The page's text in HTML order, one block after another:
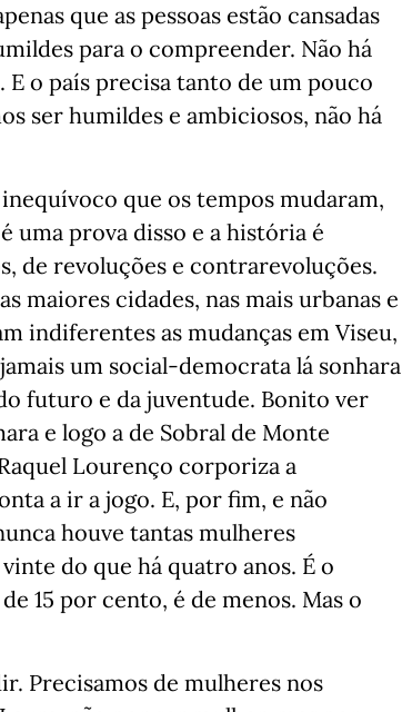
que as pessoas estão cansadas
para o compreender. Não há
o país precisa tanto de um pouco
ser humildes e ambiciosos, não há
que os tempos mudaram,
uma prova disso e a história é
de revoluções e contrarevoluções.
maiores cidades, nas mais urbanas e
indiferentes as mudanças em Viseu,
um social-democrata lá sonhara
futuro e da juventude. Bonito ver
e logo a de Sobral de Monte
Lourenço corporiza a
a ir a jogo. E, por fim, e não
houve tantas mulheres
do que há quatro anos. É o
15 por cento, é de menos. Mas o
Precisamos de mulheres nos